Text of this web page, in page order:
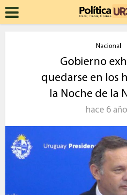
Nacional
Gobierno
quedarse en los
la Noche de la
hace 6